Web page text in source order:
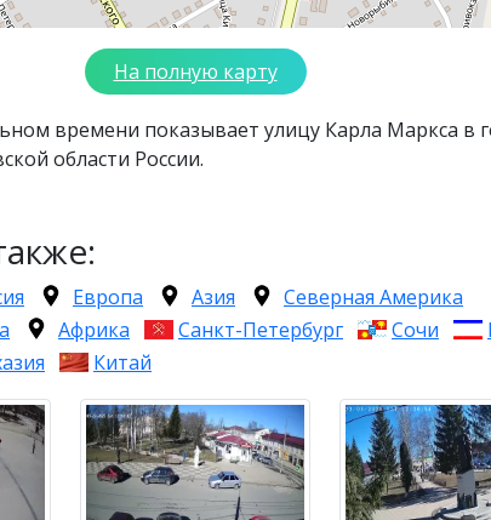
На полную карту
времени показывает улицу Карла Маркса в
области России.
Европа Азия
Северная Америка
Африка Санкт-Петербург Сочи
Китай